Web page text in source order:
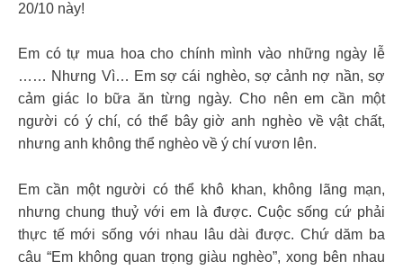
20/10 này!
Em có tự mua hoa cho chính mình vào những ngày lễ
…… Nhưng Vì… Em sợ cái nghèo, sợ cảnh nợ nần, sợ
cảm giác lo bữa ăn từng ngày. Cho nên em cần một
người có ý chí, có thể bây giờ anh nghèo về vật chất,
nhưng anh không thể nghèo về ý chí vươn lên.
Em cần một người có thể khô khan, không lãng mạn,
nhưng chung thuỷ với em là được. Cuộc sống cứ phải
thực tế mới sống với nhau lâu dài được. Chứ dăm ba
câu “Em không quan trọng giàu nghèo”, xong bên nhau